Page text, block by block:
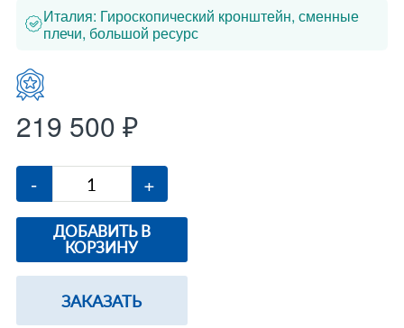
Италия: Гироскопический кронштейн, сменные
плечи, большой ресурс
219 500 ₽
- +
ДОБАВИТЬ В
КОРЗИНУ
ЗАКАЗАТЬ